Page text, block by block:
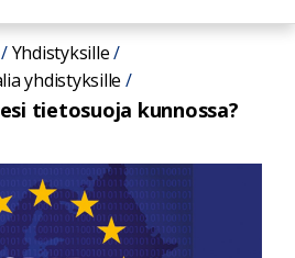
Yhdistyksille
yhdistyksille
tietosuoja kunnossa?